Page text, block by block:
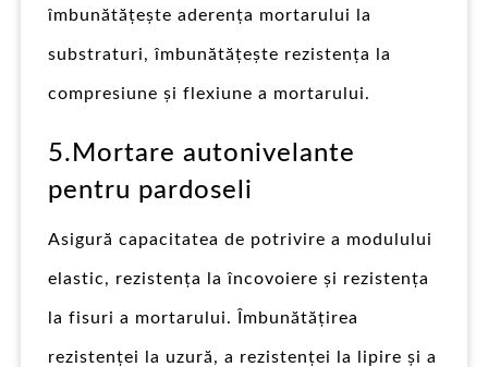
îmbunătățește aderența mortarului la
substraturi, îmbunătățește rezistența la
compresiune și flexiune a mortarului.
5.Mortare autonivelante
pentru pardoseli
Asigură capacitatea de potrivire a modulului
elastic, rezistența la încovoiere și rezistența
la fisuri a mortarului. Îmbunătățirea
rezistenței la uzură, a rezistenței la lipire și a